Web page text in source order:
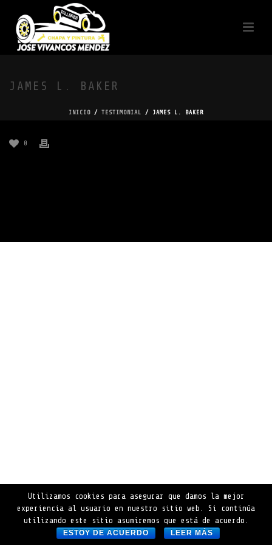
JAMES L. BAKER
INICIO / TESTIMONIAL / JAMES L. BAKER
0
Utilizamos cookies para asegurar que damos la mejor
experiencia al usuario en nuestro sitio web. Si continúa
utilizando este sitio asumiremos que está de acuerdo.
ESTOY DE ACUERDO LEER MÁS